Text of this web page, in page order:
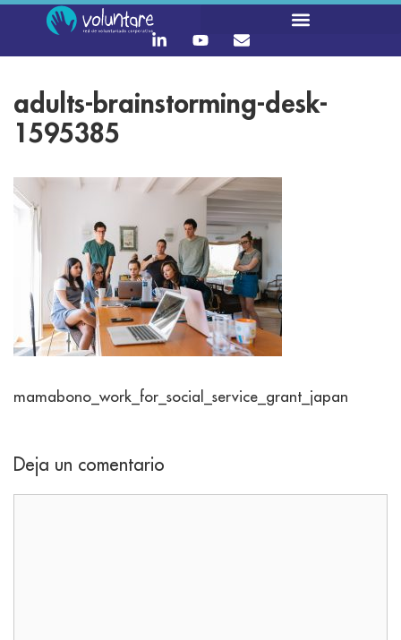
adults-brainstorming-desk-
1595385
mamabono_work_for_social_service_grant_japan
Deja un comentario